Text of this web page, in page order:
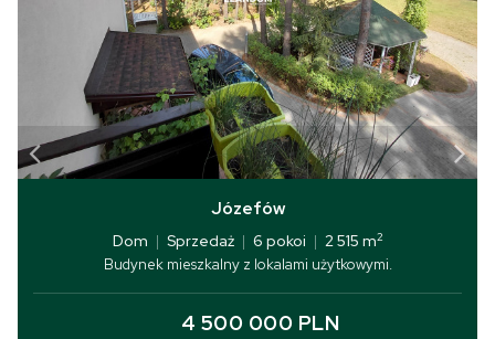
Józefów
Dom | Sprzedaż | 6 pokoi | 2 515 m2
Budynek mieszkalny z lokalami użytkowymi.
4 500 000 PLN